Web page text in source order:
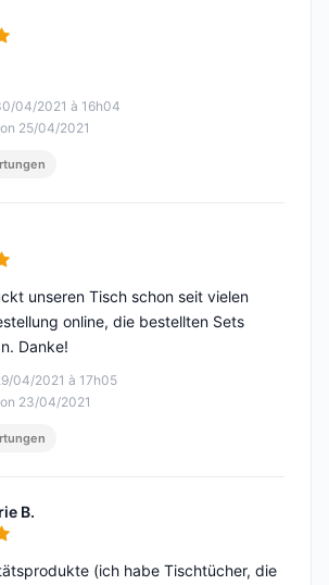
von 5
04/2021 à 16h04
25/04/2021
von 5
04/2021 à 17h05
23/04/2021
unseren Tisch schon seit vielen
online, die bestellten Sets
Danke!
B.
von 5
(ich habe Tischtücher, die